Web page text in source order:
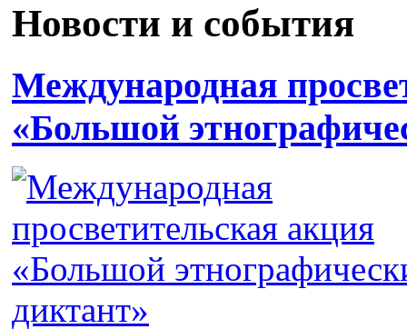
Новости и события
Международная
«Большой